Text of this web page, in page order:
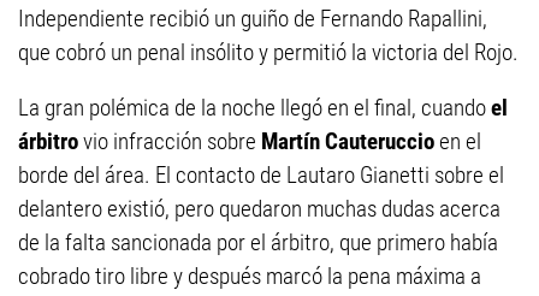
Independiente recibió un guiño de Fernando Rapallini,
que cobró un penal insólito y permitió la victoria del Rojo.
La gran polémica de la noche llegó en el final, cuandoel
árbitrovio infracción sobre Martín Cauteruccioen el
borde del área. El contacto de Lautaro Gianetti sobre el
delantero existió, pero quedaron muchas dudas acerca
de la falta sancionada por el árbitro, que primero había
cobrado tiro libre y después marcó la pena máxima a